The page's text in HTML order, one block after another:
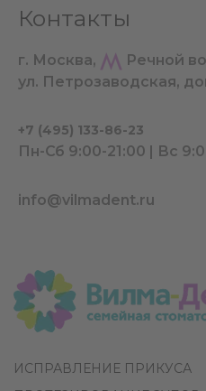
Контакты
г. Москва,
Речной
ул. Петрозаводская,
+7 (495) 133-86-23
Пн-Сб 9:00-21:00 | Вс
info@vilmadent.ru
ИСПРАВЛЕНИЕ ПРИКУСА